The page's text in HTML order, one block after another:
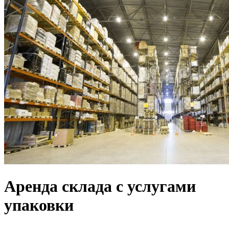
Аренда склада с услугами
упаковки